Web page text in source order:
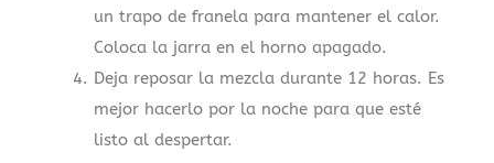
un trapo de franela para mantener el calor.
Coloca la jarra en el horno apagado.
Deja reposar la mezcla durante 12 horas. Es
mejor hacerlo por la noche para que esté
listo al despertar.